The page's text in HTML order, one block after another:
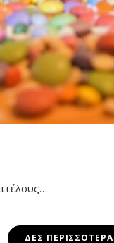
ΔΕΣ ΠΕΡΙΣΣΌΤΕΡΑ